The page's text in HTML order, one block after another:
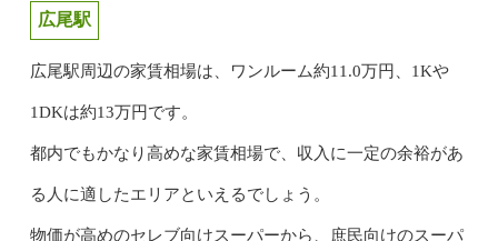
広尾駅
広尾駅周辺の家賃相場は、ワンルーム約11.0万円、1Kや
1DKは約13万円です。
都内でもかなり高めな家賃相場で、収入に一定の余裕があ
る人に適したエリアといえるでしょう。
物価が高めのセレブ向けスーパーから、庶民向けのスーパ